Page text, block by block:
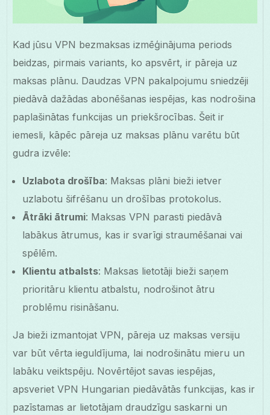
Kad jūsu VPN bezmaksas izmēģinājuma periods
beidzas, pirmais variants, ko apsvērt, ir pāreja uz
maksas plānu. Daudzas VPN pakalpojumu sniedzēji
piedāvā dažādas abonēšanas iespējas, kas nodrošina
paplašinātas funkcijas un priekšrocības. Šeit ir
iemesli, kāpēc pāreja uz maksas plānu varētu būt
gudra izvēle:
Uzlabota drošība: Maksas plāni bieži ietver
uzlabotu šifrēšanu un drošības protokolus.
Ātrāki ātrumi: Maksas VPN parasti piedāvā
labākus ātrumus, kas ir svarīgi straumēšanai vai
spēlēm.
Klientu atbalsts: Maksas lietotāji bieži saņem
prioritāru klientu atbalstu, nodrošinot ātru
problēmu risināšanu.
Ja bieži izmantojat VPN, pāreja uz maksas versiju
var būt vērta ieguldījuma, lai nodrošinātu mieru un
labāku veiktspēju. Novērtējot savas iespējas,
apsveriet VPN Hungarian piedāvātās funkcijas, kas ir
pazīstamas ar lietotājam draudzīgu saskarni un